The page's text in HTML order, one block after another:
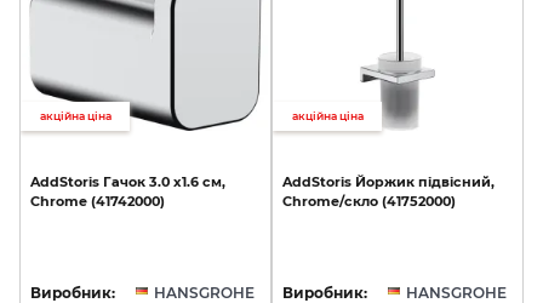
акційна ціна
AddStoris Гачок 3.0 х1.6 см,
Chrome (41742000)
Виробник: HANSGROHE
акційна ціна
AddStoris Йоржик підвісний,
Chrome/скло (41752000)
Виробник: HANSGROHE